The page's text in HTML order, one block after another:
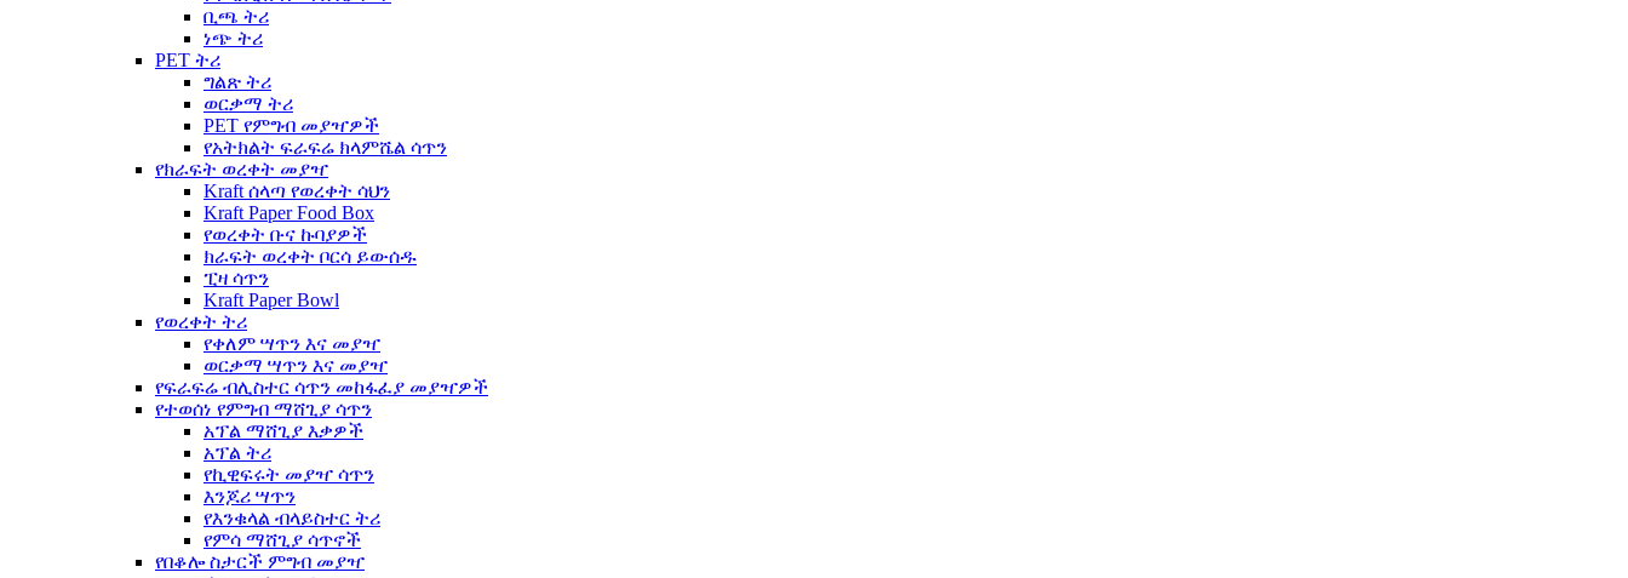
ቢጫ ትሪ
ነጭ ትሪ
PET ትሪ
ግልጽ ትሪ
ወርቃማ ትሪ
PET የምግብ መያዣዎች
የአትክልት ፍራፍሬ ክላምሼል ሳጥን
የክራፍት ወረቀት መያዣ
Kraft ሰላጣ የወረቀት ሳህን
Kraft Paper Food Box
የወረቀት ቡና ኩባያዎች
ክራፍት ወረቀት ቦርሳ ይውሰዱ
ፒዛ ሳጥን
Kraft Paper Bowl
የወረቀት ትሪ
የቀለም ሣጥን እና መያዣ
ወርቃማ ሣጥን እና መያዣ
የፍራፍሬ ብሊስተር ሳጥን መከፋፈያ መያዣዎች
የተወሰነ የምግብ ማሸጊያ ሳጥን
አፕል ማሸጊያ እቃዎች
አፕል ትሪ
የኪዊፍሩት መያዣ ሳጥን
እንጆሪ ሣጥን
የእንቁላል ብላይስተር ትሪ
የምሳ ማሸጊያ ሳጥኖች
የበቆሎ ስታርች ምግብ መያዣ